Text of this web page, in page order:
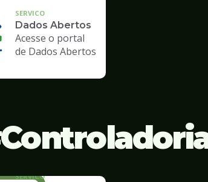
SERVICO
Dados Abertos
Acesse o portal
de Dados Abertos
SERVICO